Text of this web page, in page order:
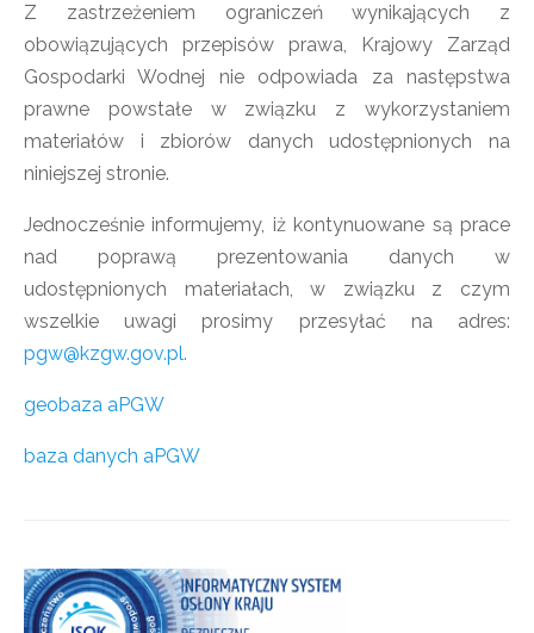
Z zastrzeżeniem ograniczeń wynikających z
obowiązujących przepisów prawa, Krajowy Zarząd
Gospodarki Wodnej nie odpowiada za następstwa
prawne powstałe w związku z wykorzystaniem
materiałów i zbiorów danych udostępnionych na
niniejszej stronie.
Jednocześnie informujemy, iż kontynuowane są prace
nad poprawą prezentowania danych w
udostępnionych materiałach, w związku z czym
wszelkie uwagi prosimy przesyłać na adres:
pgw@kzgw.gov.pl.
geobaza aPGW
baza danych aPGW